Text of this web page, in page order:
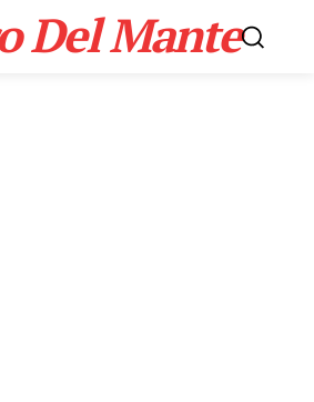
Del Mante